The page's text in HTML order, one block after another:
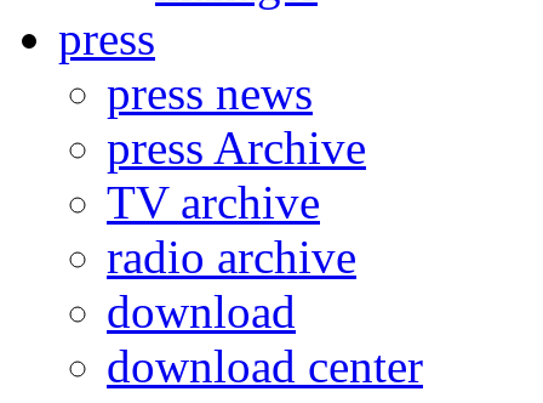
press
press news
press Archive
TV archive
radio archive
download
download center